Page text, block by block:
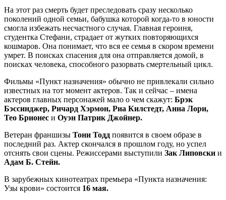
На этот раз смерть будет преследовать сразу несколько
поколений одной семьи, бабушка которой когда-то в юности
смогла избежать несчастного случая. Главная героиня,
студентка Стефани, страдает от жутких повторяющихся
кошмаров. Она понимает, что вся ее семья в скором времени
умрет. В поисках спасения для она отправляется домой, в
поисках человека, способного разорвать смертельный цикл.
Фильмы «Пункт назначения» обычно не привлекали сильно
известных на тот момент актеров. Так и сейчас – имена
актеров главных персонажей мало о чем скажут: Брэк
Бэссинджер, Ричард Хэрмон, Риа Килстедт, Анна Лори,
Тео Брионес и Оуэн Патрик Джойнер.
Ветеран франшизы Тони Тодд появится в своем образе в
последний раз. Актер скончался в прошлом году, но успел
отснять свои сцены. Режиссерами выступили Зак Липовски и
Адам Б. Стейн.
В зарубежных кинотеатрах премьера «Пункта назначения:
Узы крови» состоится 16 мая.